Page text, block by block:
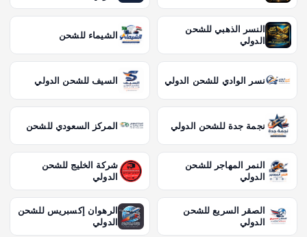
النسر الذهبي للشحن
الدولي
الشيماء للشحن
نسر الوادي للشحن الدولي السيف للشحن الدولي
نجمة جدة للشحن الدولي المركز السعودي للشحن
النمر المهاجر للشحن
الدولي
شركة الخليج للشحن
الدولي
الصقر السريع للشحن
الدولي
الرهوان إكسبريس للشحن
الدولي